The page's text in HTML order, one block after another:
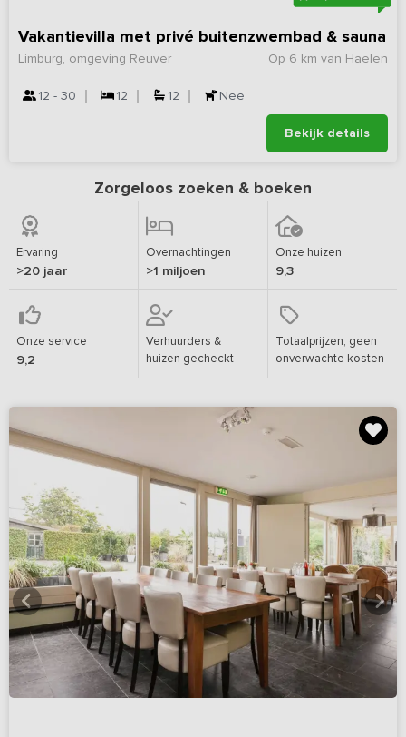
Vakantievilla met privé buitenzwembad & sauna
Op 6 km van Haelen
Limburg, omgeving Reuver
12 - 30 12 12 Nee
Bekijk details
Zorgeloos zoeken & boeken
Ervaring
>20 jaar
Overnachtingen
>1 miljoen
Onze huizen
9,3
Onze service
9,2
Verhuurders &
huizen gecheckt
Totaalprijzen, geen
onverwachte kosten